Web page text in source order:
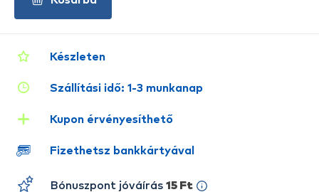
Készleten
Szállítási idő: 1-3 munkanap
Kupon érvényesíthető
Fizethetsz bankkártyával
Bónuszpont jóváírás 15 Ft